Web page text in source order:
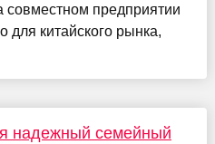
совместном предприятии
для китайского рынка,
надежный семейный